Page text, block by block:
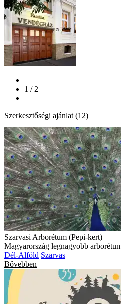
1 / 2
Szerkesztőségi ajánlat (12)
Szarvasi Arborétum (Pepi-kert)
Magyarország legnagyobb
Dél-Alföld Szarvas
Bővebben